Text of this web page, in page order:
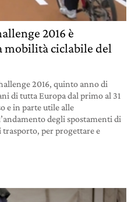
2016 è
mobilità ciclabile del
2016, quinto anno di
di tutta Europa dal primo al 31
e in parte utile alle
degli spostamenti di
trasporto, per progettare e